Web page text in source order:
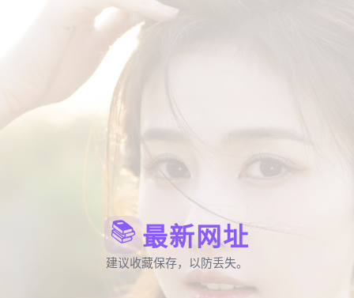
📚 最新网址
建议收藏保存，以防丢失。